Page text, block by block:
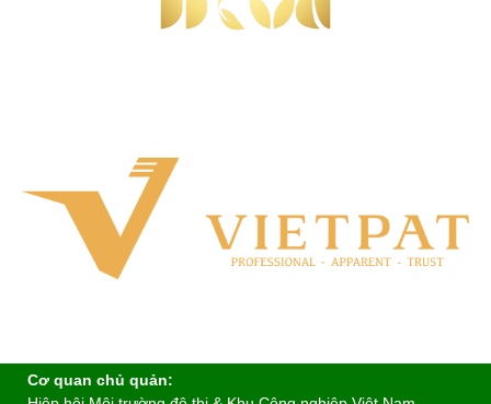
Cơ quan chủ quản: